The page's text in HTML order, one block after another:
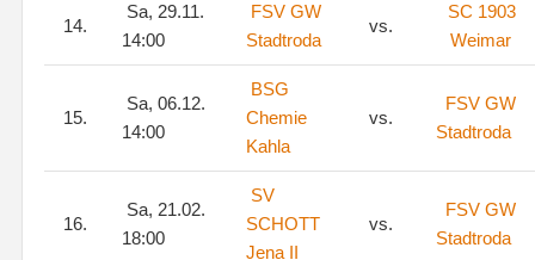
14.
Sa, 29.11.
14:00
FSV GW
Stadtroda
vs.
SC 1903
Weimar
15.
Sa, 06.12.
14:00
BSG
Chemie
Kahla
vs.
FSV GW
Stadtroda
16.
Sa, 21.02.
18:00
SV
SCHOTT
Jena II
vs.
FSV GW
Stadtroda